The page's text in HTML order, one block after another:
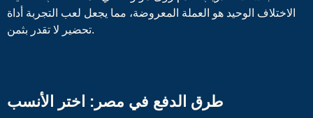
الاختلاف الوحيد هو العملة المعروضة، مما يجعل لعب التجربة أداة
تحضير لا تقدر بثمن.
طرق الدفع في مصر: اختر الأنسب